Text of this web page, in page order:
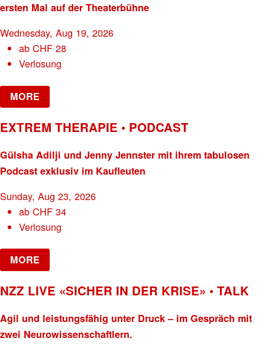
ersten Mal auf der Theaterbühne
Wednesday, Aug 19, 2026
abCHF 28
Verlosung
MORE
EXTREM THERAPIE • PODCAST
Gülsha Adilji und Jenny Jennster mit ihrem tabulosen
Podcast exklusiv im Kaufleuten
Sunday, Aug 23, 2026
abCHF 34
Verlosung
MORE
NZZ LIVE «SICHER IN DER KRISE» • TALK
Agil und leistungsfähig unter Druck – im Gespräch mit
zwei Neurowissenschaftlern.